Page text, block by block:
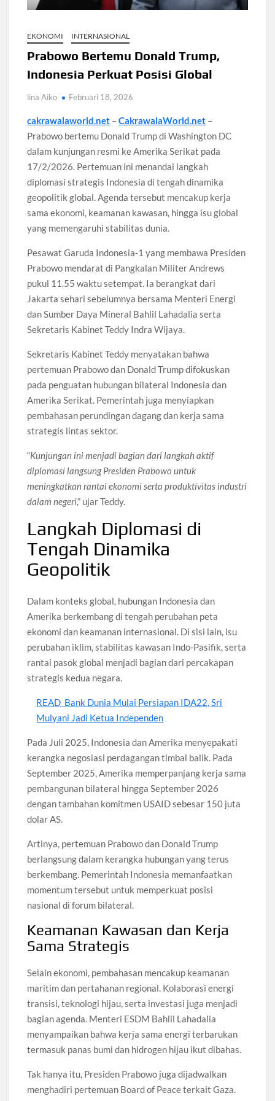
Gelombang Panas Seoul Picu Pembatalan 10 Laga
Bank Dunia Mulai Persiapan IDA22, Sri Mulyani Jadi Ketua
Independen
Sidang MK Bahas Tanggung Jawab Maskapai Saat Delay
Box Office Hollywood 2026 Tembus 4 Film Rp18 Triliun
EKONOMI INTERNASIONAL
Prabowo Bertemu Donald Trump,
Indonesia Perkuat Posisi Global
lina Aiko Februari 18, 2026
cakrawalaworld.net –CakrawalaWorld.net –
Prabowo bertemu Donald Trump di Washington DC
dalam kunjungan resmi ke Amerika Serikat pada
17/2/2026. Pertemuan ini menandai langkah
diplomasi strategis Indonesia di tengah dinamika
geopolitik global. Agenda tersebut mencakup kerja
sama ekonomi, keamanan kawasan, hingga isu global
yang memengaruhi stabilitas dunia.
Pesawat Garuda Indonesia-1 yang membawa Presiden
Prabowo mendarat di Pangkalan Militer Andrews
pukul 11.55 waktu setempat. Ia berangkat dari
Jakarta sehari sebelumnya bersama Menteri Energi
dan Sumber Daya Mineral Bahlil Lahadalia serta
Sekretaris Kabinet Teddy Indra Wijaya.
Sekretaris Kabinet Teddy menyatakan bahwa
pertemuan Prabowo dan Donald Trump difokuskan
pada penguatan hubungan bilateral Indonesia dan
Amerika Serikat. Pemerintah juga menyiapkan
pembahasan perundingan dagang dan kerja sama
strategis lintas sektor.
“Kunjungan ini menjadi bagian dari langkah aktif
diplomasi langsung Presiden Prabowo untuk
meningkatkan rantai ekonomi serta produktivitas industri
dalam negeri,” ujar Teddy.
Langkah Diplomasi di
Tengah Dinamika
Geopolitik
Dalam konteks global, hubungan Indonesia dan
Amerika berkembang di tengah perubahan peta
ekonomi dan keamanan internasional. Di sisi lain, isu
perubahan iklim, stabilitas kawasan Indo-Pasifik, serta
rantai pasok global menjadi bagian dari percakapan
strategis kedua negara.
READ Bank Dunia Mulai Persiapan IDA22, Sri
Mulyani Jadi Ketua Independen
Pada Juli 2025, Indonesia dan Amerika menyepakati
kerangka negosiasi perdagangan timbal balik. Pada
September 2025, Amerika memperpanjang kerja sama
pembangunan bilateral hingga September 2026
dengan tambahan komitmen USAID sebesar 150 juta
dolar AS.
Artinya, pertemuan Prabowo dan Donald Trump
berlangsung dalam kerangka hubungan yang terus
berkembang. Pemerintah Indonesia memanfaatkan
momentum tersebut untuk memperkuat posisi
nasional di forum bilateral.
Keamanan Kawasan dan Kerja
Sama Strategis
Selain ekonomi, pembahasan mencakup keamanan
maritim dan pertahanan regional. Kolaborasi energi
transisi, teknologi hijau, serta investasi juga menjadi
bagian agenda. Menteri ESDM Bahlil Lahadalia
menyampaikan bahwa kerja sama energi terbarukan
termasuk panas bumi dan hidrogen hijau ikut dibahas.
Tak hanya itu, Presiden Prabowo juga dijadwalkan
menghadiri pertemuan Board of Peace terkait Gaza.